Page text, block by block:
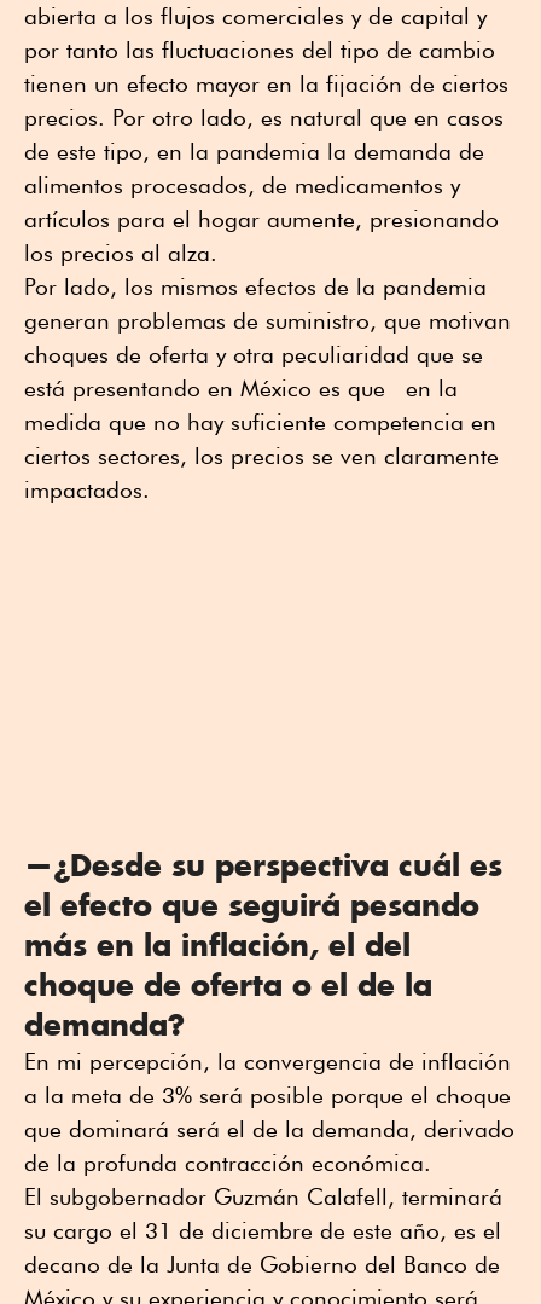
abierta a los flujos comerciales y de capital y
por tanto las fluctuaciones del tipo de cambio
tienen un efecto mayor en la fijación de ciertos
precios. Por otro lado, es natural que en casos
de este tipo, en la pandemia la demanda de
alimentos procesados, de medicamentos y
artículos para el hogar aumente, presionando
los precios al alza.
Por lado, los mismos efectos de la pandemia
generan problemas de suministro, que motivan
choques de oferta y otra peculiaridad que se
está presentando en México es que en la
medida que no hay suficiente competencia en
ciertos sectores, los precios se ven claramente
impactados.
—¿Desde su perspectiva cuál es
el efecto que seguirá pesando
más en la inflación, el del
choque de oferta o el de la
demanda?
En mi percepción, la convergencia de inflación
a la meta de 3% será posible porque el choque
que dominará será el de la demanda, derivado
de la profunda contracción económica.
El subgobernador Guzmán Calafell, terminará
su cargo el 31 de diciembre de este año, es el
decano de la Junta de Gobierno del Banco de
México y su experiencia y conocimiento será